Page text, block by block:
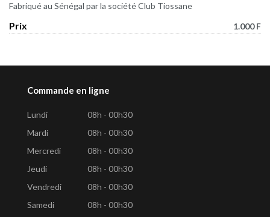
Fabriqué au Sénégal par la société Club Tiossane
Prix 1.000 F
Commande en ligne
Lundi
08h - 00h30
Mardi
08h - 00h30
Mercredi
08h - 00h30
Jeudi
08h - 00h30
Vendredi
08h - 00h30
Samedi
08h - 00h30